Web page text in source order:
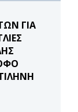
ΓΙΑ